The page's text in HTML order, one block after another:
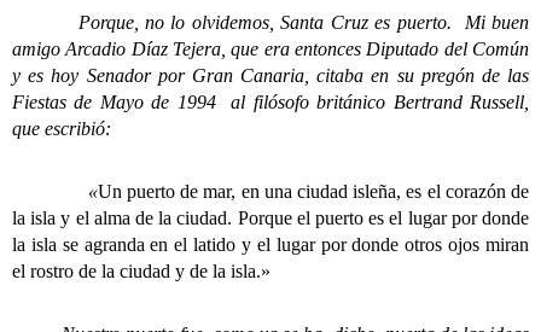
Porque, no lo olvidemos, Santa Cruz es puerto. Mi buen
amigo Arcadio Díaz Tejera, que era entonces Diputado del Común
y es hoy Senador por Gran Canaria, citaba en su pregón de las
Fiestas de Mayo de 1994 al filósofo británico Bertrand Russell,
que escribió:
«Un puerto de mar, en una ciudad isleña, es el corazón de
la isla y el alma de la ciudad. Porque el puerto es el lugar por donde
la isla se agranda en el latido y el lugar por donde otros ojos miran
el rostro de la ciudad y de la isla.»